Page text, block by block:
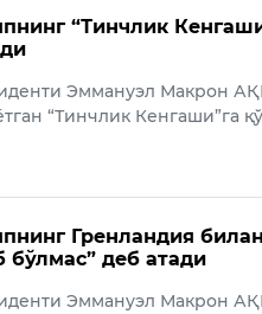
“Тинчлик
Эммануэл Макрон
“Тинчлик Кенгаши”га
Гренландия
бўлмас” деб атади
Эммануэл Макрон